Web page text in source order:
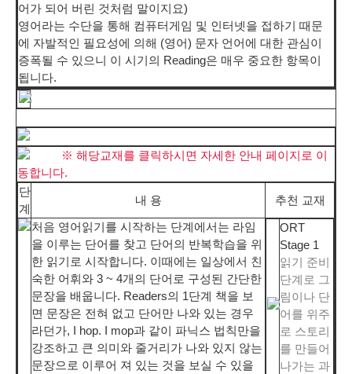
어가 되어 버린 것처럼 말이지요)
영어라는 수단을 통해 컴퓨터게임 및 인터넷을 접하기 때문
에 자발적인 필요성에 의해 (영어) 문자 언어에 대한 관심이
증폭될 수 있으니 이 시기의 Reading은 매우 중요한 항목이
됩니다.
※ 해당교재를 클릭하시면 자세한 안내 페이지로 이
동합니다.
단
계
내 용
추천 교재
처음 영어읽기를 시작하는 단계에서는 라임
을 이루는 단어를 찾고 단어의 반복학습을 위
한 읽기로 시작합니다. 이때에는 일상에서 친
숙한 어휘와 3 ~ 4개의 단어로 구성된 간단한
문장을 배웁니다. Readers의 1단계 책을 보
면 문장은 전혀 없고 단어만 나와 있는 경우
라던가, I hop. I mop과 같이 파닉스 법칙만을
강조하고 큰 의미와 줄거리가 나와 있지 않는
문장으로 이루어 져 있는 것을 보실 수 있을
ORT
Stage 1
읽기 준비
단계로 그
림이나 단
어를 위주
로 스토리
를 만들어
나가는 과